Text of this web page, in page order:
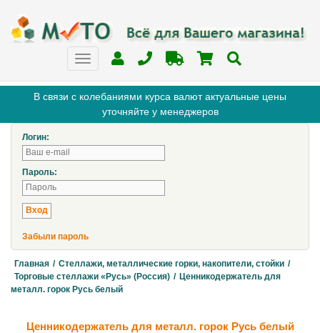
В связи с колебаниями курса валют актуальные цены
уточняйте у менеджеров
Логин:
Пароль:
Забыли пароль
Главная / Стеллажи, металлические горки, накопители, стойки /
Торговые стеллажи «Русь» (Россия) / Ценникодержатель для
металл. горок Русь белый
Ценникодержатель для металл. горок Русь белый